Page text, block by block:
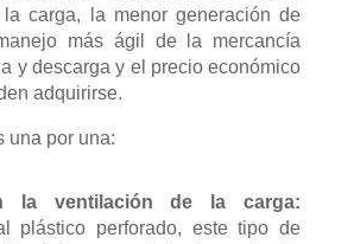
carga, la menor generación de
más ágil de la mercancía
y descarga y el precio económico
adquirirse.
una por una:
la ventilación de la carga:
plástico perforado, este tipo de